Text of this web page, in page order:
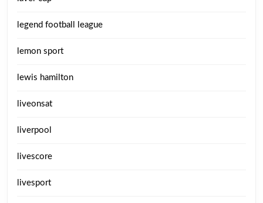
legend football league
lemon sport
lewis hamilton
liveonsat
liverpool
livescore
livesport